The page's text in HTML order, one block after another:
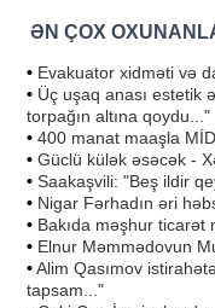
ƏN ÇOX
• Evakuator xidməti və
• Üç uşaq anası estetik
torpağın altına qoydu..."
• 400 manat maaşla
• Güclü külək əsəcək -
• Saakaşvili: "Beş ildir
• Nigar Fərhadın əri
• Bakıda məşhur ticarət
• Elnur Məmmədovun
•Alim Qasımov
tapsam..."